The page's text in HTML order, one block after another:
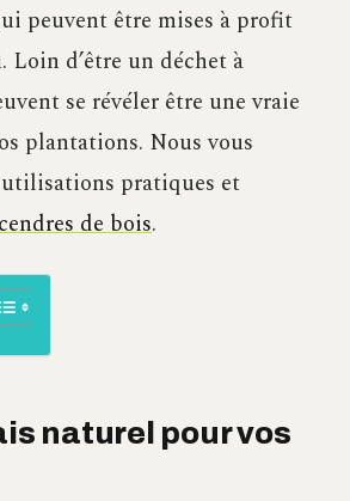
peuvent être mises à profit
Loin d’être un déchet à
se révéler être une vraie
plantations. Nous vous
pratiques et
de bois.
naturel pour vos